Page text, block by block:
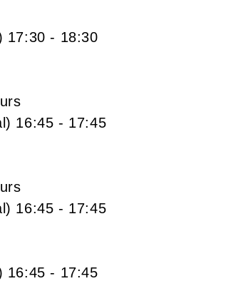
17:30 - 18:30
16:45 - 17:45
16:45 - 17:45
16:45 - 17:45